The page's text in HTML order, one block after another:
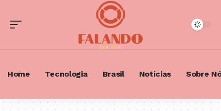
Home Tecnologia Brasil Notícias Sobre